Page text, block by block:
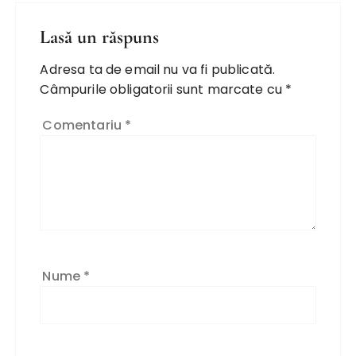
Lasă un răspuns
Adresa ta de email nu va fi publicată.
Câmpurile obligatorii sunt marcate cu *
Comentariu *
Nume *